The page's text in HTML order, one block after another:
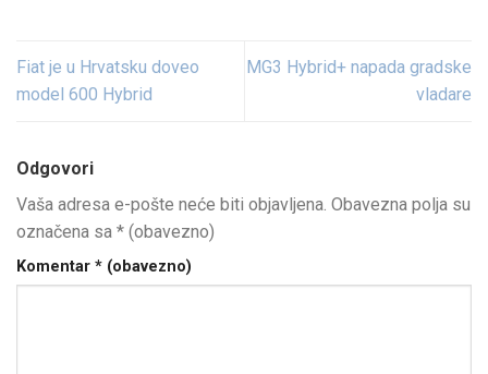
Fiat je u Hrvatsku doveo
model 600 Hybrid
MG3 Hybrid+ napada gradske
vladare
Odgovori
Vaša adresa e-pošte neće biti objavljena. Obavezna polja su
označena sa * (obavezno)
Komentar * (obavezno)